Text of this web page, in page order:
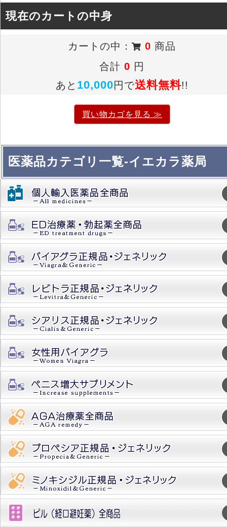
現在のカートの中身
カートの中： 0 商品
合計0 円
あと 10,000円で送料無料!!
買い物カゴを見る ≫
医薬品カテゴリ一覧-イエカラ薬局